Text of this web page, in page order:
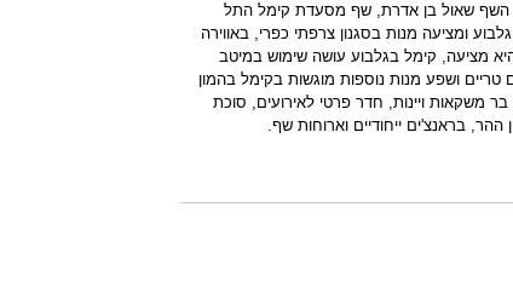
השף שאול בן אדרת, שף מסעדת קימל התל
ומציעה מנות בסגנון צרפתי כפרי, באווירה
מציעה, קימל בגלבוע עושה שימוש במיטב
ושפע מנות נוספות מוגשות בקימל בהמון
משקאות ויינות, חדר פרטי לאירועים, סוכת
ההר, בראנצ'ים ייחודיים וארוחות שף.